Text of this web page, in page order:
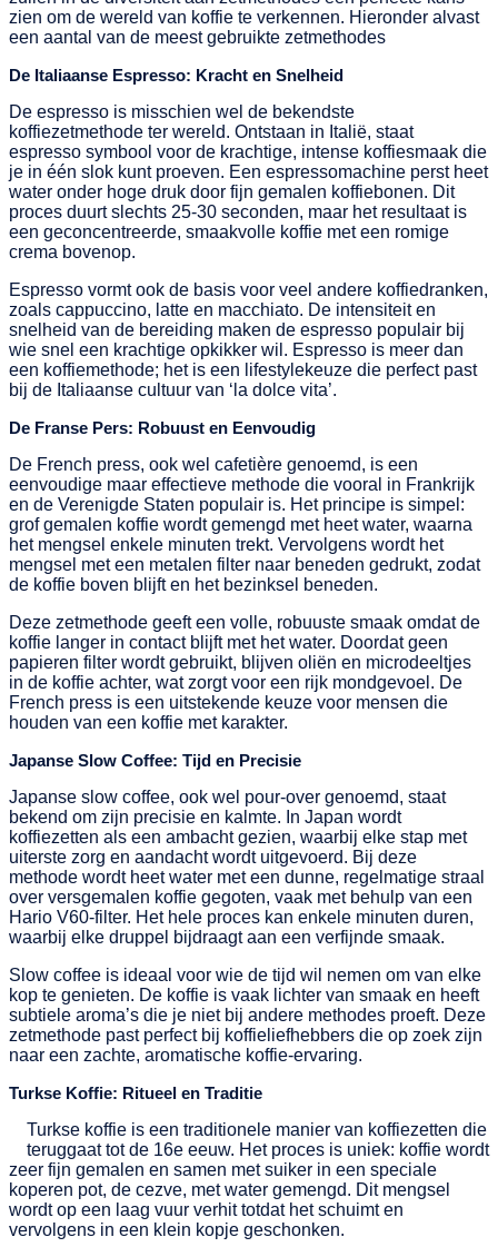
zien om de wereld van koffie te verkennen. Hieronder alvast
een aantal van de meest gebruikte zetmethodes
De Italiaanse Espresso: Kracht en Snelheid
De espresso is misschien wel de bekendste
koffiezetmethode ter wereld. Ontstaan in Italië, staat
espresso symbool voor de krachtige, intense koffiesmaak die
je in één slok kunt proeven. Een espressomachine perst heet
water onder hoge druk door fijn gemalen koffiebonen. Dit
proces duurt slechts 25-30 seconden, maar het resultaat is
een geconcentreerde, smaakvolle koffie met een romige
crema bovenop.
Espresso vormt ook de basis voor veel andere koffiedranken,
zoals cappuccino, latte en macchiato. De intensiteit en
snelheid van de bereiding maken de espresso populair bij
wie snel een krachtige opkikker wil. Espresso is meer dan
een koffiemethode; het is een lifestylekeuze die perfect past
bij de Italiaanse cultuur van ‘la dolce vita’.
De Franse Pers: Robuust en Eenvoudig
De French press, ook wel cafetière genoemd, is een
eenvoudige maar effectieve methode die vooral in Frankrijk
en de Verenigde Staten populair is. Het principe is simpel:
grof gemalen koffie wordt gemengd met heet water, waarna
het mengsel enkele minuten trekt. Vervolgens wordt het
mengsel met een metalen filter naar beneden gedrukt, zodat
de koffie boven blijft en het bezinksel beneden.
Deze zetmethode geeft een volle, robuuste smaak omdat de
koffie langer in contact blijft met het water. Doordat geen
papieren filter wordt gebruikt, blijven oliën en microdeeltjes
in de koffie achter, wat zorgt voor een rijk mondgevoel. De
French press is een uitstekende keuze voor mensen die
houden van een koffie met karakter.
Japanse Slow Coffee: Tijd en Precisie
Japanse slow coffee, ook wel pour-over genoemd, staat
bekend om zijn precisie en kalmte. In Japan wordt
koffiezetten als een ambacht gezien, waarbij elke stap met
uiterste zorg en aandacht wordt uitgevoerd. Bij deze
methode wordt heet water met een dunne, regelmatige straal
over versgemalen koffie gegoten, vaak met behulp van een
Hario V60-filter. Het hele proces kan enkele minuten duren,
waarbij elke druppel bijdraagt aan een verfijnde smaak.
Slow coffee is ideaal voor wie de tijd wil nemen om van elke
kop te genieten. De koffie is vaak lichter van smaak en heeft
subtiele aroma’s die je niet bij andere methodes proeft. Deze
zetmethode past perfect bij koffieliefhebbers die op zoek zijn
naar een zachte, aromatische koffie-ervaring.
Turkse Koffie: Ritueel en Traditie
Turkse koffie is een traditionele manier van koffiezetten die
teruggaat tot de 16e eeuw. Het proces is uniek: koffie wordt
zeer fijn gemalen en samen met suiker in een speciale
koperen pot, de cezve, met water gemengd. Dit mengsel
wordt op een laag vuur verhit totdat het schuimt en
vervolgens in een klein kopje geschonken.